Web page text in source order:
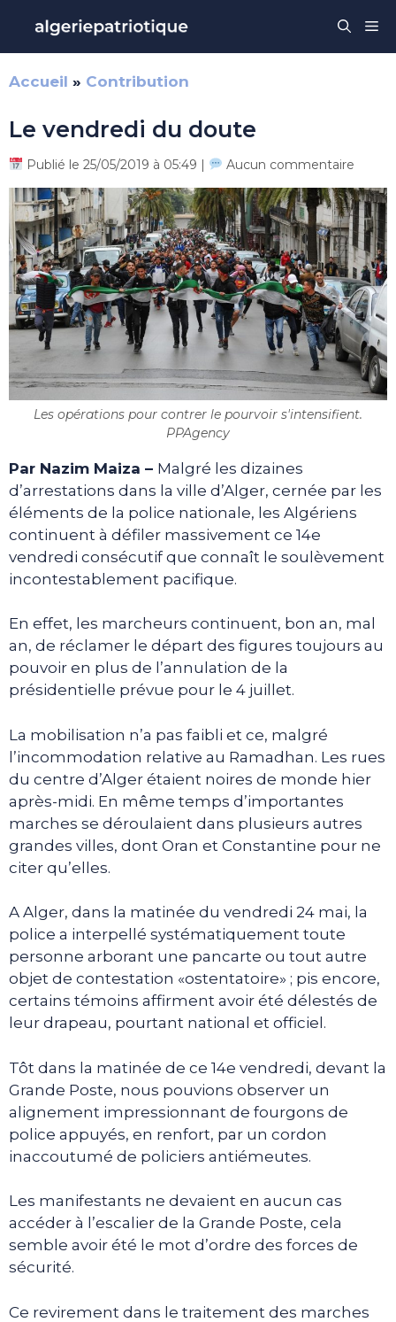
contenu
Accueil » Contribution
Le vendredi du doute
Publié le 25/05/2019 à 05:49 | Aucun commentaire
Les opérations pour contrer le pourvoir s'intensifient.
PPAgency
Par Nazim Maiza – Malgré les dizaines
d’arrestations dans la ville d’Alger, cernée par les
éléments de la police nationale, les Algériens
continuent à défiler massivement ce 14e
vendredi consécutif que connaît le soulèvement
incontestablement pacifique.
En effet, les marcheurs continuent, bon an, mal
an, de réclamer le départ des figures toujours au
pouvoir en plus de l’annulation de la
présidentielle prévue pour le 4 juillet.
La mobilisation n’a pas faibli et ce, malgré
l’incommodation relative au Ramadhan. Les rues
du centre d’Alger étaient noires de monde hier
après-midi. En même temps d’importantes
marches se déroulaient dans plusieurs autres
grandes villes, dont Oran et Constantine pour ne
citer qu’elles.
A Alger, dans la matinée du vendredi 24 mai, la
police a interpellé systématiquement toute
personne arborant une pancarte ou tout autre
objet de contestation «ostentatoire» ; pis encore,
certains témoins affirment avoir été délestés de
leur drapeau, pourtant national et officiel.
Tôt dans la matinée de ce 14e vendredi, devant la
Grande Poste, nous pouvions observer un
alignement impressionnant de fourgons de
police appuyés, en renfort, par un cordon
inaccoutumé de policiers antiémeutes.
Les manifestants ne devaient en aucun cas
accéder à l’escalier de la Grande Poste, cela
semble avoir été le mot d’ordre des forces de
sécurité.
Ce revirement dans le traitement des marches